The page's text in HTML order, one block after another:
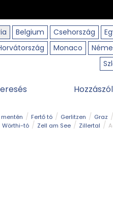
Belgium Csehország
Monaco
Fertő tó Gerlitzen Graz
Wörthi-tó Zell am See Zillertal